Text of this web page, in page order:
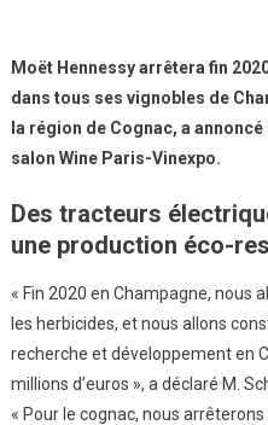
L’arrêt
De
Des
En
Moët Hennessy arrêtera fin
dans tous ses vignobles de
la région de Cognac, a
salon Wine Paris-Vinexpo.
Des tracteurs
une production éco-
« Fin 2020 en Champagne, nous
les herbicides, et nous allons
recherche et développement en
millions d’euros », a déclaré M.
« Pour le cognac, nous